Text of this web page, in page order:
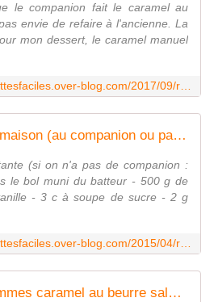
le companion fait le caramel au
envie de refaire à l'ancienne. La
mon dessert, le caramel manuel
Recette des flamby maison (au companion ou pas) - Mes Meilleures Recettes Faciles
(si on n'a pas de companion :
le bol muni du batteur - 500 g de
- 3 c à soupe de sucre - 2 g
Tiramisu breton (pommes caramel au beurre salé), au companion ou pas - Mes Meilleures Recettes Faciles